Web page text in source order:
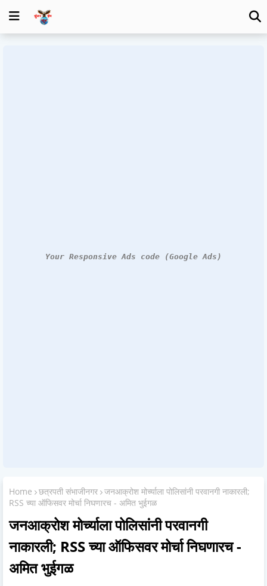
Your Responsive Ads code (Google Ads)
Home छत्रपती संभाजीनगर जनआक्रोश मोर्च्याला पोलिसांनी परवानगी नाकारली;
RSS च्या ऑफिसवर मोर्चा निघणारच - अमित भुईगळ
जनआक्रोश मोर्च्याला पोलिसांनी परवानगी
नाकारली; RSS च्या ऑफिसवर मोर्चा निघणारच -
अमित भुईगळ